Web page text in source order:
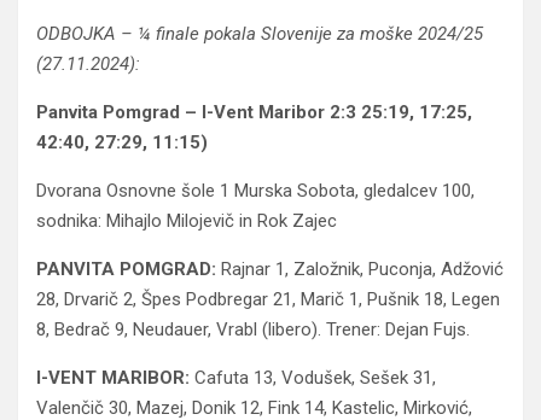
ODBOJKA – ¼ finale pokala Slovenije za moške 2024/25
(27.11.2024):
Panvita Pomgrad – I-Vent Maribor 2:3 25:19, 17:25,
42:40, 27:29, 11:15)
Dvorana Osnovne šole 1 Murska Sobota, gledalcev 100,
sodnika: Mihajlo Milojevič in Rok Zajec
PANVITA POMGRAD: Rajnar 1, Založnik, Puconja, Adžović
28, Drvarič 2, Špes Podbregar 21, Marič 1, Pušnik 18, Legen
8, Bedrač 9, Neudauer, Vrabl (libero). Trener: Dejan Fujs.
I-VENT MARIBOR: Cafuta 13, Vodušek, Sešek 31,
Valenčič 30, Mazej, Donik 12, Fink 14, Kastelic, Mirković,